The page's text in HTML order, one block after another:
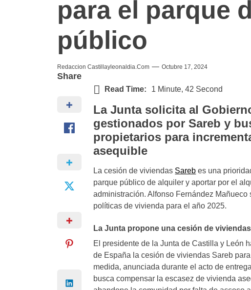
para el parque
público
Redaccion Castillayleonaldia.com Octubre 17, 2024
Share
Read Time: 1 Minute, 42 Second
La Junta solicita al
gestionados por Sareb y
propietarios para
asequible
La cesión de viviendas Sareb es una
parque público de alquiler y aportar por el
administración. Alfonso Fernández
políticas de vivienda para el año 2025.
La Junta propone una cesión de
El presidente de la Junta de Castilla y León
de España la cesión de viviendas Sareb
medida, anunciada durante el acto de
busca compensar la escasez de vivienda